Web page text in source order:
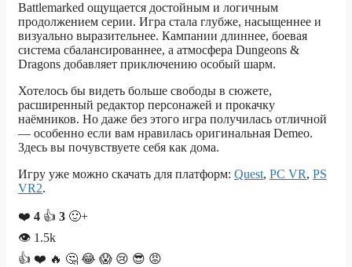
Battlemarked ощущается достойным и логичным
продолжением серии. Игра стала глубже, насыщеннее и
визуально выразительнее. Кампании длиннее, боевая
система сбалансированнее, а атмосфера Dungeons &
Dragons добавляет приключению особый шарм.
Хотелось бы видеть больше свободы в сюжете,
расширенный редактор персонажей и прокачку
наёмников. Но даже без этого игра получилась отличной
— особенно если вам нравилась оригинальная Demeo.
Здесь вы почувствуете себя как дома.
Игру уже можно скачать для платформ: Quest, PC VR, PS
VR2.
❤️ 4 👍 3 🙂+
👁 1.5k
👍 ❤️ 🔥 🤔 😂 😱 😢 😎 😡